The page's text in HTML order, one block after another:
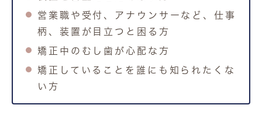
営業職や受付、アナウンサーなど、仕事
柄、装置が目立つと困る方
矯正中のむし歯が心配な方
矯正していることを誰にも知られたくな
い方